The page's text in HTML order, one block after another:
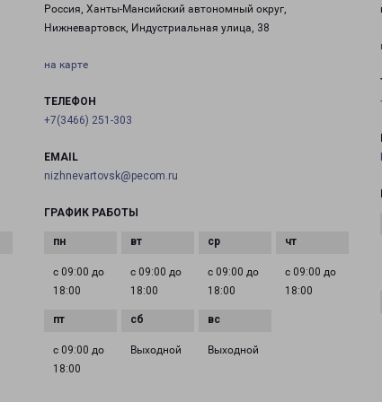
Россия, Ханты-Мансийский автономный округ,
Нижневартовск, Индустриальная улица, 38
на карте
ТЕЛЕФОН
+7(3466) 251-303
EMAIL
nizhnevartovsk@pecom.ru
ГРАФИК РАБОТЫ
с 09:00 до
18:00
с 09:00 до
18:00
с 09:00 до
18:00
с 09:00 до
18:00
с 09:00 до
18:00
Выходной Выходной